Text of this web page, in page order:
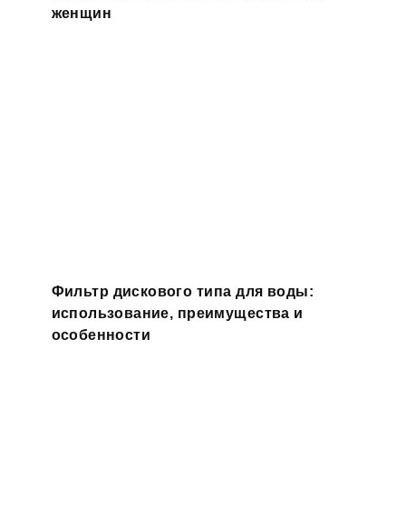
женщин
Фильтр дискового типа для воды:
использование, преимущества и
особенности